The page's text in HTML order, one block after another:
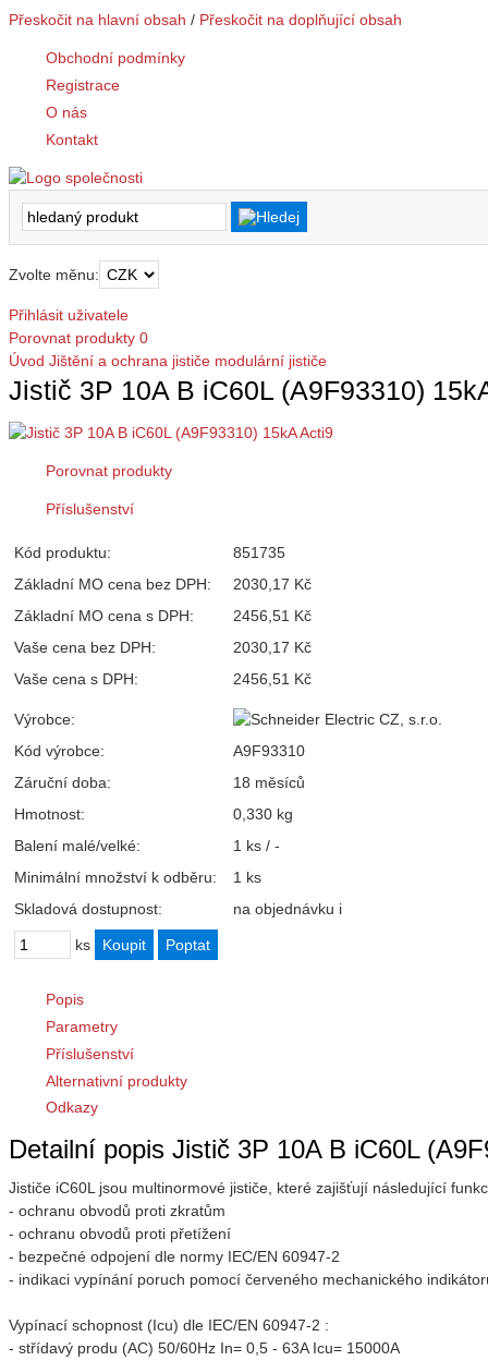
Přeskočit na hlavní obsah / Přeskočit na doplňující obsah
Obchodní podmínky
Registrace
O nás
Kontakt
Zvolte měnu:
Přihlásit uživatele
Porovnat produkty 0
Úvod Jištění a ochrana jističe modulární jističe
Jistič 3P 10A B iC60L (A9F93310)
Porovnat produkty
Příslušenství
Kód produktu:
851735
Základní MO cena bez DPH:
2030,17 Kč
Základní MO cena s DPH:
2456,51 Kč
Vaše cena bez DPH:
2030,17 Kč
Vaše cena s DPH:
2456,51 Kč
Výrobce:
Kód výrobce:
A9F93310
Záruční doba:
18 měsíců
Hmotnost:
0,330 kg
Balení malé/velké:
1 ks / -
Minimální množství k odběru:
1 ks
Skladová dostupnost:
na objednávku i
ks
Popis
Parametry
Příslušenství
Alternativní produkty
Odkazy
Detailní popis Jistič 3P 10A B iC60L
Jističe iC60L jsou multinormové jističe, které zajišťují následující
- ochranu obvodů proti zkratům
- ochranu obvodů proti přetížení
- bezpečné odpojení dle normy IEC/EN 60947-2
- indikaci vypínání poruch pomocí červeného mechanického
Vypínací schopnost (Icu) dle IEC/EN 60947-2 :
- střídavý produ (AC) 50/60Hz In= 0,5 - 63A Icu= 15000A